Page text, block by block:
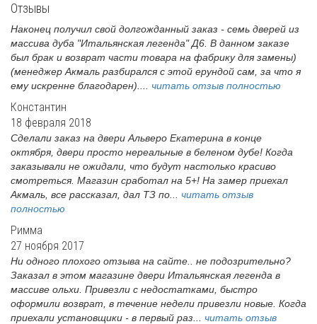
Отзывы
Наконец получил свой долгожданный заказ - семь дверей из
массива дуба "Итальянская легенда" Д6. В данном заказе
был брак и возврат части товара на фабрику для замены)
(менеджер Акмаль разбирался с этой ерундой сам, за что я
ему искренне благодарен).... читать отзыв полностью
Константин
18 февраля 2018
Сделали заказ на двери Альверо Екатерина в конце
октября, двери просто нереальные в беленом дубе! Когда
заказывали не ожидали, что будут настолько красиво
смотреться. Магазин сработал на 5+! На замер приехал
Акмаль, все рассказал, дал ТЗ по... читать отзыв
полностью
Римма
27 ноября 2017
Ни одного плохого отзыва на сайте.. не подозрительно?
Заказал в этом магазине двери Итальянская легенда в
массиве ольхи. Привезли с недостатками, быстро
оформили возврат, в течение недели привезли новые. Когда
приехали установщики - в первый раз... читать отзыв